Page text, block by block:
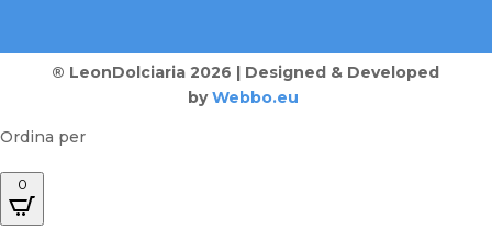
® LeonDolciaria 2026 | Designed & Developed
by Webbo.eu
Ordina per
0